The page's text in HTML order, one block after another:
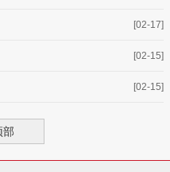
[02-17]
[02-15]
[02-15]
部